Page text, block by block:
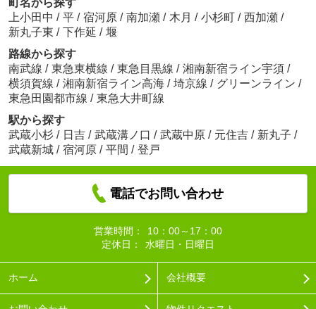
上小田中 / 平 / 宿河原 / 南加瀬 / 木月 / 小杉町 / 西加瀬 /
新丸子東 / 下作延 / 堰
路線から探す
南武線 / 東急東横線 / 東急目黒線 / 湘南新宿ライン宇須 /
横須賀線 / 湘南新宿ライン高海 / 埼京線 / グリーンライン /
東急田園都市線 / 東急大井町線
駅から探す
武蔵小杉 / 日吉 / 武蔵溝ノ口 / 武蔵中原 / 元住吉 / 新丸子 /
武蔵新城 / 宿河原 / 平間 / 登戸
電話でお問い合わせ
営業時間：
10：00～17：00
定休日：
水曜日・日曜日
ホーム 会社概要